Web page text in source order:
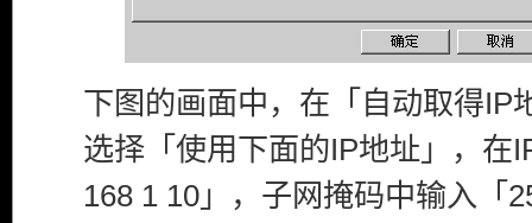
下图的画面中，在「自动取得IP
选择「使用下面的IP地址」，在
168 1 10」，子网掩码中输入「